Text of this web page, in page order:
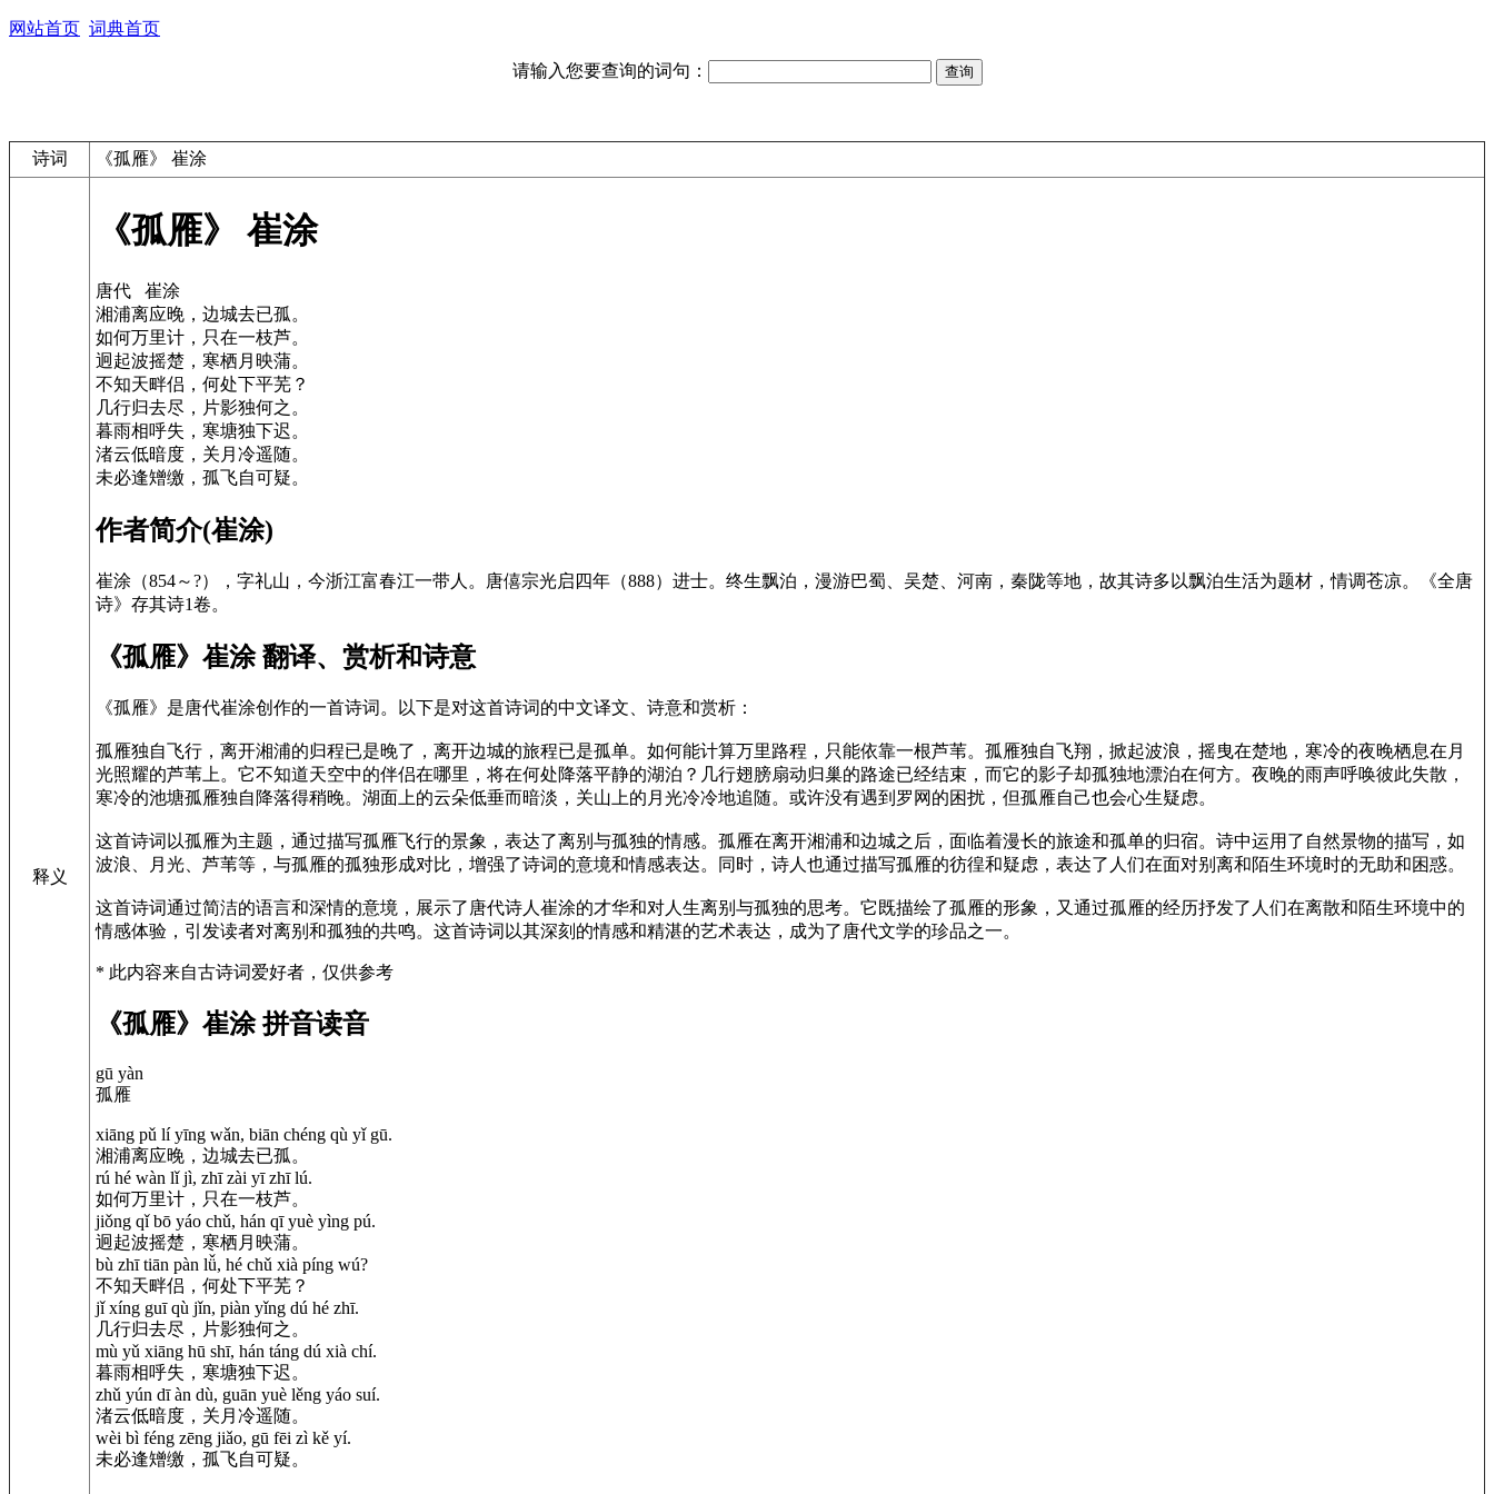
网站首页 词典首页
请输入您要查询的词句：
诗词 《孤雁》 崔涂
释义
《孤雁》 崔涂
唐代 崔涂
湘浦离应晚，边城去已孤。
如何万里计，只在一枝芦。
迥起波摇楚，寒栖月映蒲。
不知天畔侣，何处下平芜？
几行归去尽，片影独何之。
暮雨相呼失，寒塘独下迟。
渚云低暗度，关月冷遥随。
未必逢矰缴，孤飞自可疑。
作者简介(崔涂)
崔涂（854～?），字礼山，今浙江富春江一带人。唐僖宗光启四年（888）进士。终生飘泊，漫游巴蜀、吴楚、河南，秦陇等地，故其诗多以飘泊生活为题材，情调苍凉。《全唐
诗》存其诗1卷。
《孤雁》崔涂 翻译、赏析和诗意
《孤雁》是唐代崔涂创作的一首诗词。以下是对这首诗词的中文译文、诗意和赏析：
孤雁独自飞行，离开湘浦的归程已是晚了，离开边城的旅程已是孤单。如何能计算万里路程，只能依靠一根芦苇。孤雁独自飞翔，掀起波浪，摇曳在楚地，寒冷的夜晚栖息在月
光照耀的芦苇上。它不知道天空中的伴侣在哪里，将在何处降落平静的湖泊？几行翅膀扇动归巢的路途已经结束，而它的影子却孤独地漂泊在何方。夜晚的雨声呼唤彼此失散，
寒冷的池塘孤雁独自降落得稍晚。湖面上的云朵低垂而暗淡，关山上的月光冷冷地追随。或许没有遇到罗网的困扰，但孤雁自己也会心生疑虑。
这首诗词以孤雁为主题，通过描写孤雁飞行的景象，表达了离别与孤独的情感。孤雁在离开湘浦和边城之后，面临着漫长的旅途和孤单的归宿。诗中运用了自然景物的描写，如
波浪、月光、芦苇等，与孤雁的孤独形成对比，增强了诗词的意境和情感表达。同时，诗人也通过描写孤雁的彷徨和疑虑，表达了人们在面对别离和陌生环境时的无助和困惑。
这首诗词通过简洁的语言和深情的意境，展示了唐代诗人崔涂的才华和对人生离别与孤独的思考。它既描绘了孤雁的形象，又通过孤雁的经历抒发了人们在离散和陌生环境中的
情感体验，引发读者对离别和孤独的共鸣。这首诗词以其深刻的情感和精湛的艺术表达，成为了唐代文学的珍品之一。
* 此内容来自古诗词爱好者，仅供参考
《孤雁》崔涂 拼音读音
gū yàn
孤雁
xiāng pǔ lí yīng wǎn, biān chéng qù yǐ gū.
湘浦离应晚，边城去已孤。
rú hé wàn lǐ jì, zhī zài yī zhī lú.
如何万里计，只在一枝芦。
jiǒng qǐ bō yáo chǔ, hán qī yuè yìng pú.
迥起波摇楚，寒栖月映蒲。
bù zhī tiān pàn lǚ, hé chǔ xià píng wú?
不知天畔侣，何处下平芜？
jǐ xíng guī qù jǐn, piàn yǐng dú hé zhī.
几行归去尽，片影独何之。
mù yǔ xiāng hū shī, hán táng dú xià chí.
暮雨相呼失，寒塘独下迟。
zhǔ yún dī àn dù, guān yuè lěng yáo suí.
渚云低暗度，关月冷遥随。
wèi bì féng zēng jiǎo, gū fēi zì kě yí.
未必逢矰缴，孤飞自可疑。